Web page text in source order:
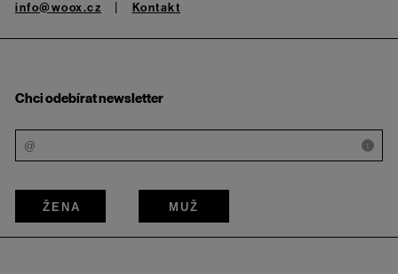
info@woox.cz Kontakt
Chci odebírat newsletter
i
ŽENA MUŽ